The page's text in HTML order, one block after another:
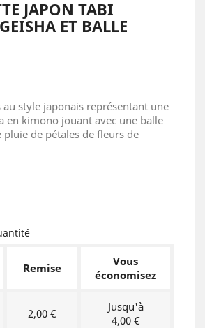
JAPON TABI
ET BALLE
au style japonais représentant une
en kimono jouant avec une balle
de pétales de fleurs de
Remise
Vous
économisez
2,00 €
Jusqu'à
4,00 €